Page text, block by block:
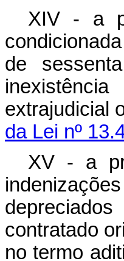
XIV - a
de
extrajudicial
da Lei nº
XV - a
contratado
no termo